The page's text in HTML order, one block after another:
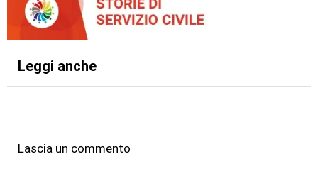
Leggi anche
Lascia un commento